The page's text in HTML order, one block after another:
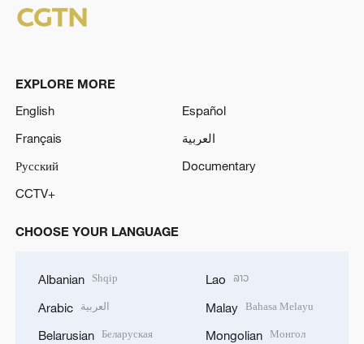
EXPLORE MORE
English
Español
Français
العربية
Русский
Documentary
CCTV+
CHOOSE YOUR LANGUAGE
Albanian Shqip
Arabic العربية
Belarusian Беларуская
Lao ລາວ
Malay Bahasa Melayu
Mongolian Монгол